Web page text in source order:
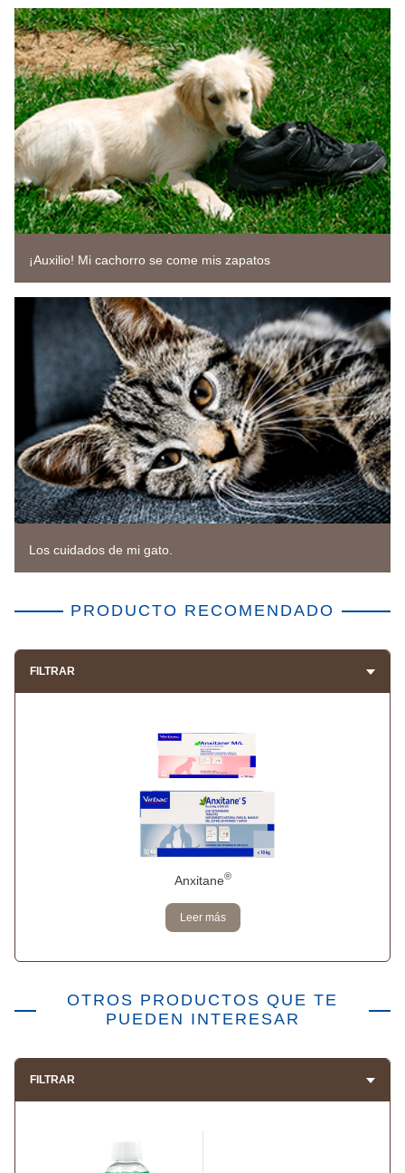
¡Auxilio! Mi cachorro se come mis zapatos
Los cuidados de mi gato.
PRODUCTO RECOMENDADO
FILTRAR
Anxitane®
Leer más
OTROS PRODUCTOS QUE TE
PUEDEN INTERESAR
FILTRAR